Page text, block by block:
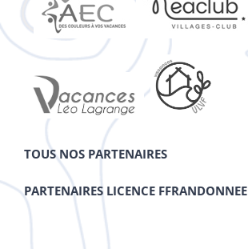
TOUS NOS PARTENAIRES
PARTENAIRES LICENCE FFRANDONNEE